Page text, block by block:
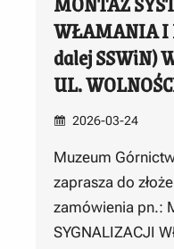
WŁAMANIA I
dalej SSWiN)
UL.
2026-03-24
Muzeum
zaprasza do
zamówienia pn.:
SYGNALIZACJI